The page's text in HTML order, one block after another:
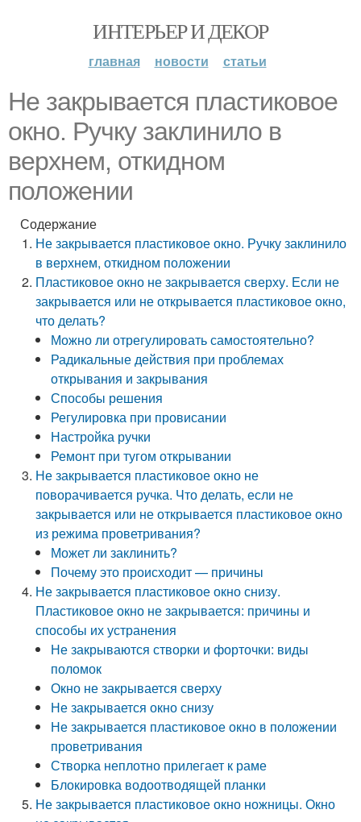
ИНТЕРЬЕР И ДЕКОР
главная новости статьи
Не закрывается пластиковое
окно. Ручку заклинило в
верхнем, откидном
положении
Содержание
Не закрывается пластиковое окно. Ручку заклинило
в верхнем, откидном положении
Пластиковое окно не закрывается сверху. Если не
закрывается или не открывается пластиковое окно,
что делать?
Можно ли отрегулировать самостоятельно?
Радикальные действия при проблемах
открывания и закрывания
Способы решения
Регулировка при провисании
Настройка ручки
Ремонт при тугом открывании
Не закрывается пластиковое окно не
поворачивается ручка. Что делать, если не
закрывается или не открывается пластиковое окно
из режима проветривания?
Может ли заклинить?
Почему это происходит — причины
Не закрывается пластиковое окно снизу.
Пластиковое окно не закрывается: причины и
способы их устранения
Не закрываются створки и форточки: виды
поломок
Окно не закрывается сверху
Не закрывается окно снизу
Не закрывается пластиковое окно в положении
проветривания
Створка неплотно прилегает к раме
Блокировка водоотводящей планки
Не закрывается пластиковое окно ножницы. Окно